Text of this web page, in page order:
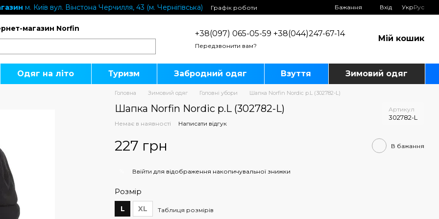
м. Київ вул. Вінстона Черчилля, 43 (м. Чернігівська)
Графік роботи
Бажання Вхід УкрРус
магазин Norfin
+38(097) 065-05-59 +38(044)247-67-14
Передзвонити вам?
Мій кошик
Одяг на літо Туризм Забродний одяг Взуття Зимовий одяг
Головна Зимовий одяг Головні убори Шапка Norfin Nordic р.L (302782-L)
Шапка Norfin Nordic р.L (302782-L) Артикул
302782-L
Немає в наявності Написати відгук
227 грн В бажання
Ввійти для відображення накопичувальної знижки
Розмір
L XL Таблиця розмірів